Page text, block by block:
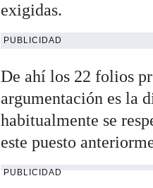
exigidas.
PUBLICIDAD
De ahí los 22 folios
argumentación es la
habitualmente se
este puesto
PUBLICIDAD